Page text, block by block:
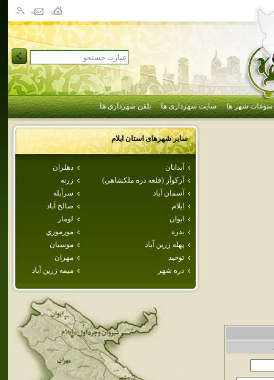
سوغات شهر ها سایت شهرداری ها تلفن شهرداری ها
سایر شهرهای استانايلام
آبدانان
دهلران
آركوآز (قلعه دره ملكشاهي)
زرنه
آسمان آباد
سرآبله
ايلام
صالح آباد
ايوان
لومار
بدره
مورموري
پهله زرين آباد
موسيان
توحيد
مهران
دره شهر
ميمه زرين آباد